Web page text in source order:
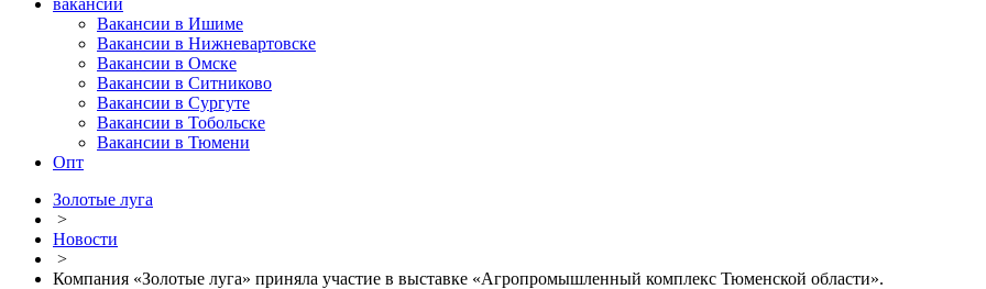
вакансии
Вакансии в Ишиме
Вакансии в Нижневартовске
Вакансии в Омске
Вакансии в Ситниково
Вакансии в Сургуте
Вакансии в Тобольске
Вакансии в Тюмени
Опт
Золотые луга
>
Новости
>
Компания «Золотые луга» приняла участие в выставке «Агропромышленный комплекс Тюменской области».